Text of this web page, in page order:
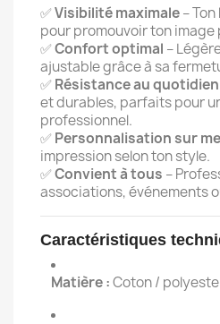
Annuler
✅Visibilité maximale–
pour promouvoir ton image
✅Confort optimal –
ajustable grâce à sa
✅ Résistance au quotidien
et durables, parfaits pour
professionnel.
✅ Personnalisation sur
impression selon ton style.
✅Convient à tous –
associations, événements
Caractéristiques
Matière :Coton /